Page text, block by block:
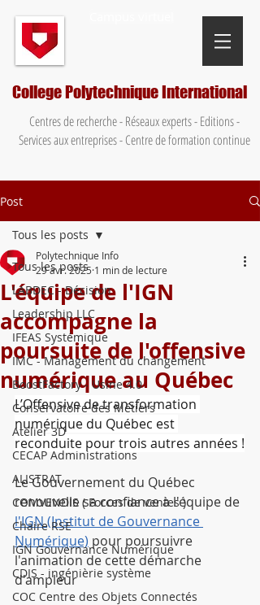
College Polytechnique International
Centres de recherche - Réseaux experts - Editions -
Services aux entreprises - Centre de formation continue
Post
Tous les posts
LABDEC - Décision
Leadership LLC
IFEAS Systémique
IMC - Management du changement
BoostFactory - Usine 4.0
Conservatoire des Métiers
Atelier 3D
CECAP Administrations
ALISTRAT
COMVENDIS ( Forces de ventes )
Chaire RSE
IGN Gouvernance Numérique
CDIS - ingénièrie système
COC Centre des Objets Connectés
Tous les posts
L'équipe de l'IGN
accompagne la
poursuite de l'offensive
numérique au Québec
Polytechnique Info
29 avr. 2025 1 min de lecture
L’Offensive de transformation
numérique du Québec est
reconduite pour trois autres années !
Le Gouvernement du Québec
renouvelle sa confiance à l'équipe de
l'IGN (Institut de Gouvernance
Numérique) pour poursuivre
l'animation de cette démarche
d'ampleur